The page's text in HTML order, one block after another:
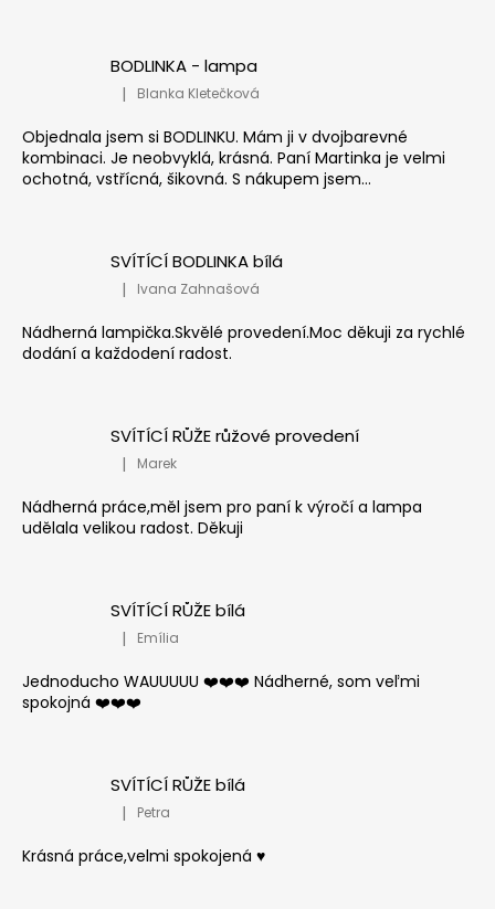
BODLINKA - lampa
Hodnocení produktu je 5 z 5 hvězdiček.
| Blanka Kletečková
Objednala jsem si BODLINKU. Mám ji v dvojbarevné
kombinaci. Je neobvyklá, krásná. Paní Martinka je velmi
ochotná, vstřícná, šikovná. S nákupem jsem...
SVÍTÍCÍ BODLINKA bílá
Hodnocení produktu je 5 z 5 hvězdiček.
| Ivana Zahnašová
Nádherná lampička.Skvělé provedení.Moc děkuji za rychlé
dodání a každodení radost.
SVÍTÍCÍ RŮŽE růžové provedení
Hodnocení produktu je 5 z 5 hvězdiček.
| Marek
Nádherná práce,měl jsem pro paní k výročí a lampa
udělala velikou radost. Děkuji
SVÍTÍCÍ RŮŽE bílá
Hodnocení produktu je 5 z 5 hvězdiček.
| Emília
Jednoducho WAUUUUU ❤️❤️❤️ Nádherné, som veľmi
spokojná ❤️❤️❤️
SVÍTÍCÍ RŮŽE bílá
Hodnocení produktu je 5 z 5 hvězdiček.
| Petra
Krásná práce,velmi spokojená ♥️